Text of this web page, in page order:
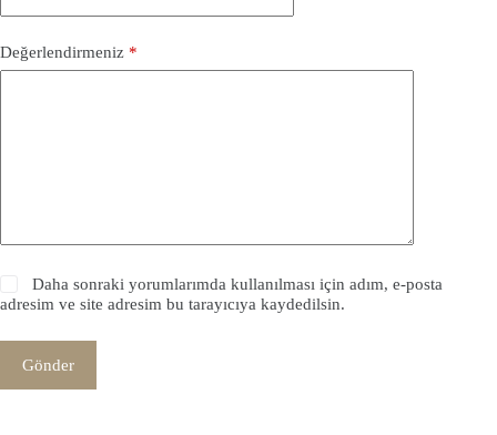
Değerlendirmeniz *
Daha sonraki yorumlarımda kullanılması için adım, e-posta
adresim ve site adresim bu tarayıcıya kaydedilsin.
Gönder